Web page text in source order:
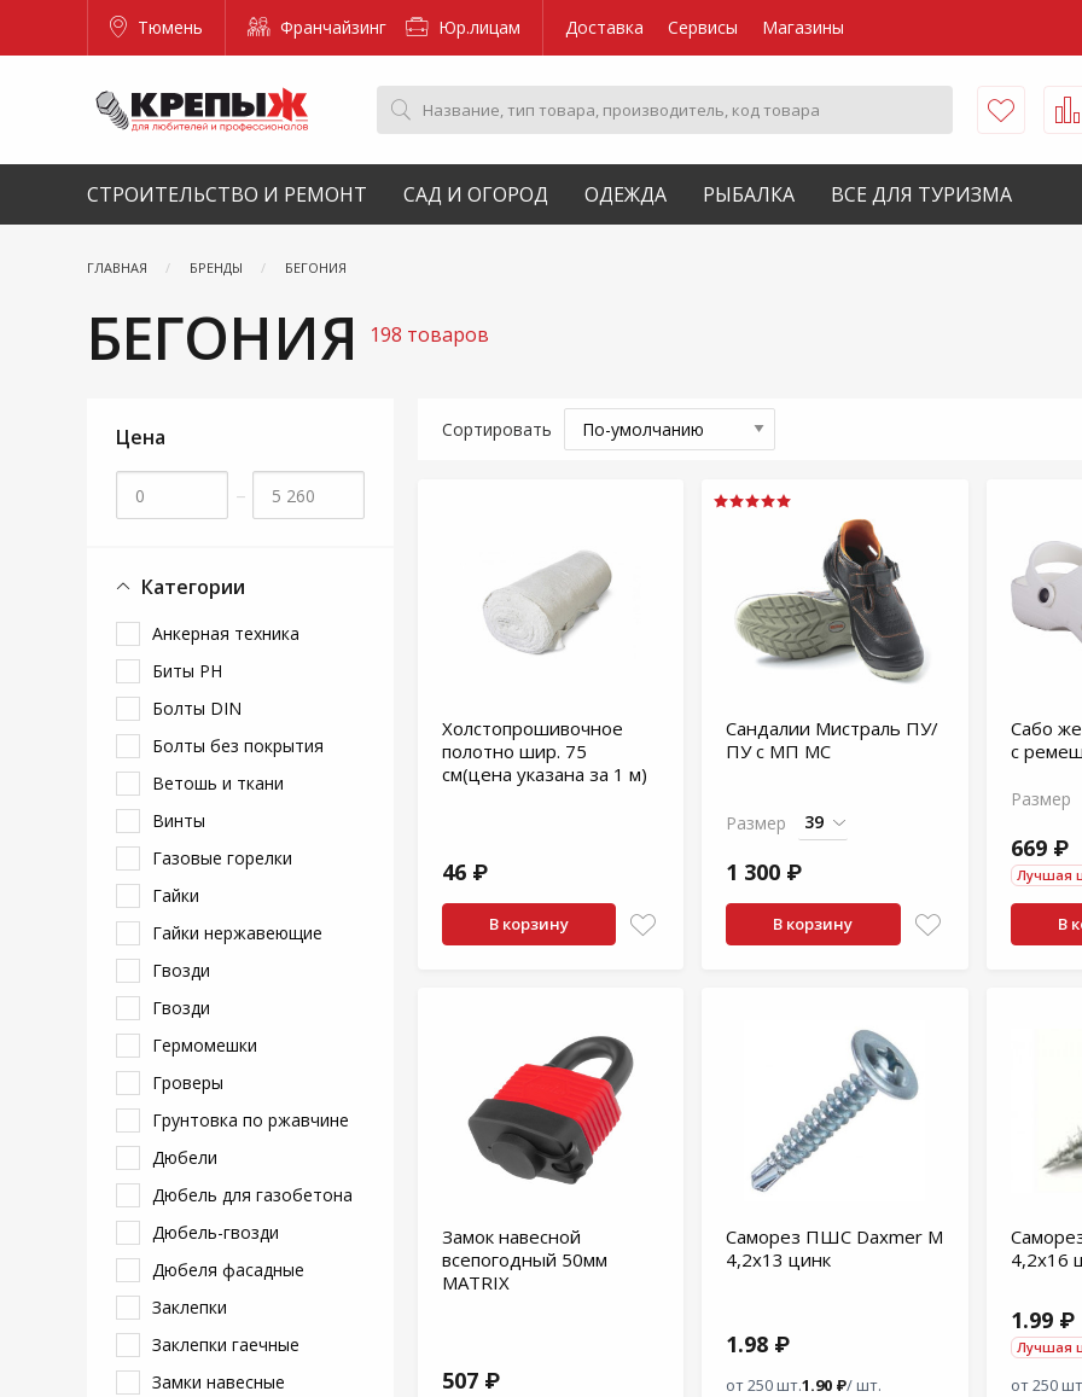
Тюмень Франчайзинг Юр.лицам Доставка Сервисы Магазины
СТРОИТЕЛЬСТВО И РЕМОНТ САД И ОГОРОД ОДЕЖДА РЫБАЛКА ВСЕ ДЛЯ ТУРИЗМА
ГЛАВНАЯ БРЕНДЫ БЕГОНИЯ
БЕГОНИЯ 198 товаров
Цена
–
Категории
Анкерная техника
Биты PH
Болты DIN
Болты без покрытия
Ветошь и ткани
Винты
Газовые горелки
Гайки
Гайки нержавеющие
Гвозди
Гвозди
Гермомешки
Гроверы
Грунтовка по ржавчине
Дюбели
Дюбель для газобетона
Дюбель-гвозди
Дюбеля фасадные
Заклепки
Заклепки гаечные
Замки навесные
Сортировать
Холстопрошивочное
полотно шир. 75
см(цена указана за 1 м)
46 ₽
В корзину
Сандалии Мистраль ПУ/
ПУ с МП МС
Размер
1 300 ₽
В корзину
Сабо
с
Размер
669 ₽
Лучшая
В
Замок навесной
всепогодный 50мм
MATRIX
507 ₽
Саморез ПШС Daxmer M
4,2х13 цинк
1.98 ₽
от 250 шт.1.90 ₽/ шт.
4,2х16
1.99 ₽
Лучшая
от 250